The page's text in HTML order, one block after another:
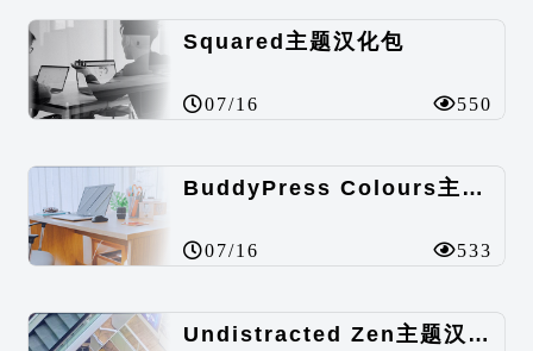
Squared主题汉化包
07/16 550
BuddyPress Colours主题汉化包
07/16 533
Undistracted Zen主题汉化包